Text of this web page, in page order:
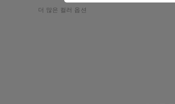
더 많은 컬러 옵션